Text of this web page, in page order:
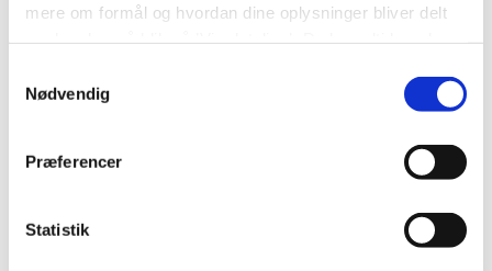
mere om formål og hvordan dine oplysninger bliver delt
i nederste venstre hjørne på websitet.
Nødvendig
Præferencer
Statistik